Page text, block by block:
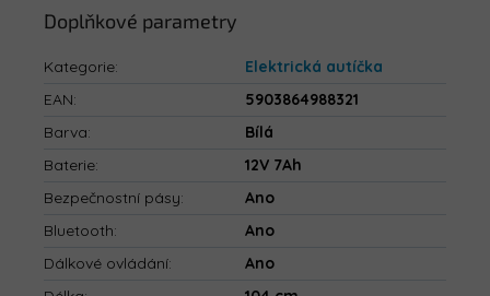
Doplňkové parametry
Kategorie:
Elektrická autíčka
EAN:
5903864988321
Barva:
Bílá
Baterie:
12V 7Ah
Bezpečnostní pásy:
Ano
Bluetooth:
Ano
Dálkové ovládání:
Ano